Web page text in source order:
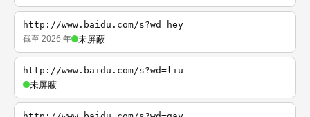
http://www.baidu.com/s?wd=hey
截至 2026 年 未屏蔽
http://www.baidu.com/s?wd=liu
未屏蔽